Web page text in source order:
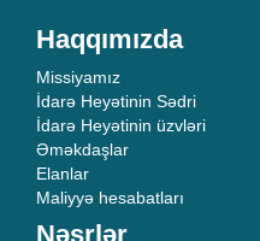
Haqqımızda
Missiyamız
İdarə Heyətinin Sədri
İdarə Heyətinin üzvləri
Əməkdaşlar
Elanlar
Maliyyə hesabatları
Nəşrlər